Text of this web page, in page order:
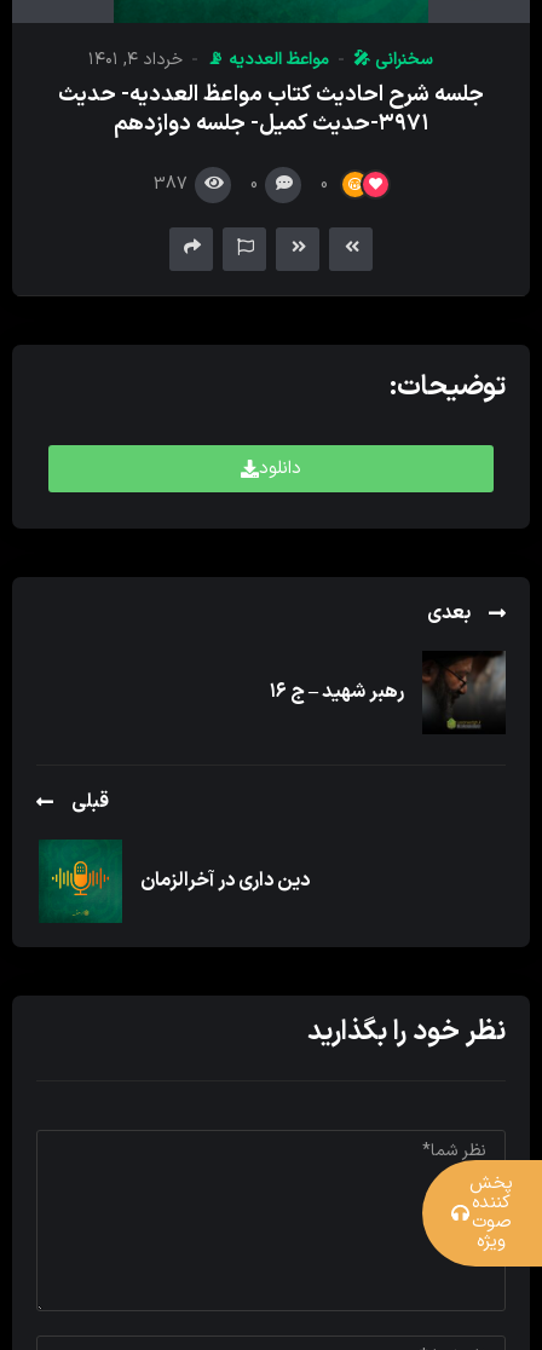
سخنرانی 🎤 مواعظ العددیه 📡 خرداد ۴, ۱۴۰۱
جلسه شرح احادیث کتاب مواعظ العددیه- حدیث
۳۹۷۱-حدیث کمیل- جلسه دوازدهم
0
0
387
توضیحات:
دانلود
بعدی
رهبر شهید – ج ۱۶
قبلی
دین داری در آخرالزمان
نظر خود را بگذارید
پخش
کننده
صوت
ویژه